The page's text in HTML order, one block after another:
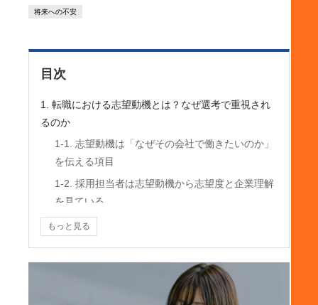
将来への不安
目次
1. 転職における志望動機とは？なぜ選考で重視され
るのか
1-1. 志望動機は「なぜその会社で働きたいのか」
を伝える項目
1-2. 採用担当者は志望動機から志望度と企業理解
を見ている
1-3. 職務経歴だけでなく「入社後にどう貢献でき
2. 転職の志望動機に盛り込むべき基本構成
2-1. 最初に結論として「転職で実現したいこと」
もっと見る